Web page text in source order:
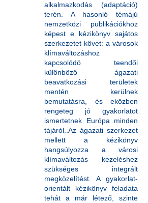
alkalmazkodás (adaptáció)
terén. A hasonló témájú
nemzetközi publikációkhoz
képest e kézikönyv sajátos
szerkezetet követ: a városok
klímaváltozáshoz
kapcsolódó teendői
különböző ágazati
beavatkozási területek
mentén kerülnek
bemutatásra, és eközben
rengeteg jó gyakorlatot
ismertetnek Európa minden
tájáról..Az ágazati szerkezet
mellett a kézikönyv
hangsúlyozza a városi
klímaváltozás kezeléshez
szükséges integrált
megközelítést. A gyakorlat-
orientált kézikönyv feladata
tehát a már létező, szinte